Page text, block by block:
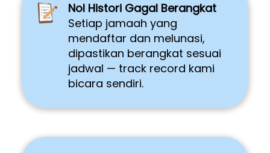
Nol Histori Gagal Berangkat
Setiap jamaah yang
mendaftar dan melunasi,
dipastikan berangkat sesuai
jadwal — track record kami
bicara sendiri.